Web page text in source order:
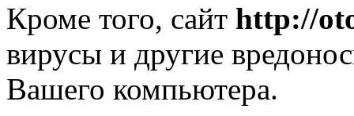
Кроме того, сайт http://
вирусы и другие
Вашего компьютера.